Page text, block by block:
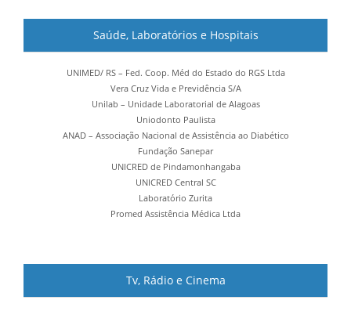
Saúde, Laboratórios e Hospitais
UNIMED/ RS – Fed. Coop. Méd do Estado do RGS Ltda
Vera Cruz Vida e Previdência S/A
Unilab – Unidade Laboratorial de Alagoas
Uniodonto Paulista
ANAD – Associação Nacional de Assistência ao Diabético
Fundação Sanepar
UNICRED de Pindamonhangaba
UNICRED Central SC
Laboratório Zurita
Promed Assistência Médica Ltda
Tv, Rádio e Cinema